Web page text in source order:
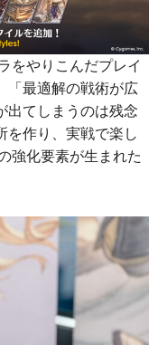
をやりこんだプレイ
「最適解の戦術が広
出てしまうのは残念
を作り、実戦で楽し
強化要素が生まれた